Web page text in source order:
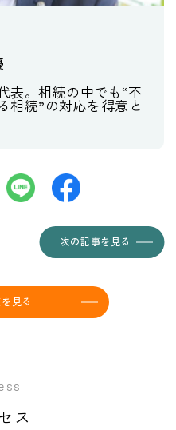
表。相続の中でも“不
相続”の対応を得意と
次の記事を見る
見る
ス